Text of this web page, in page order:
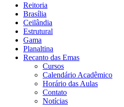
Reitoria
Brasília
Ceilândia
Estrutural
Gama
Planaltina
Recanto das Emas
Cursos
Calendário Acadêmico
Horário das Aulas
Contato
Notícias